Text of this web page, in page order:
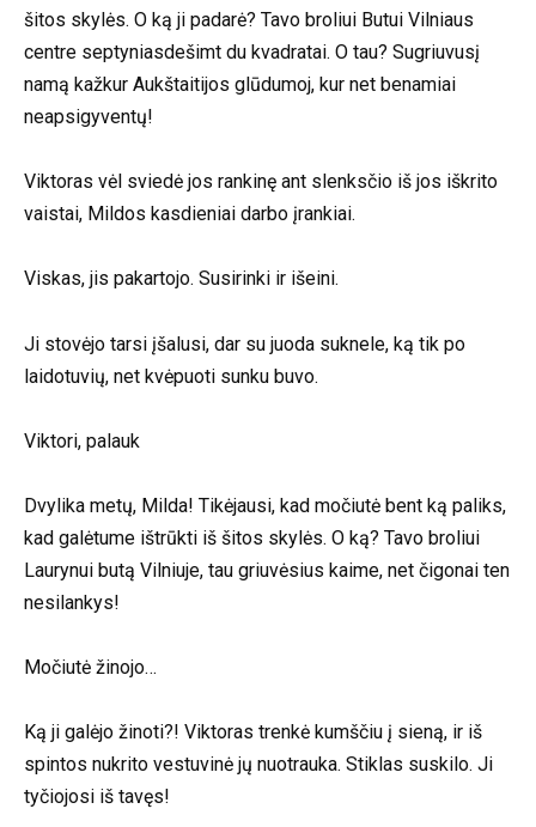
šitos skylės. O ką ji padarė? Tavo broliui Butui Vilniaus
centre septyniasdešimt du kvadratai. O tau? Sugriuvusį
namą kažkur Aukštaitijos glūdumoj, kur net benamiai
neapsigyventų!
Viktoras vėl sviedė jos rankinę ant slenksčio iš jos iškrito
vaistai, Mildos kasdieniai darbo įrankiai.
Viskas, jis pakartojo. Susirinki ir išeini.
Ji stovėjo tarsi įšalusi, dar su juoda suknele, ką tik po
laidotuvių, net kvėpuoti sunku buvo.
Viktori, palauk
Dvylika metų, Milda! Tikėjausi, kad močiutė bent ką paliks,
kad galėtume ištrūkti iš šitos skylės. O ką? Tavo broliui
Laurynui butą Vilniuje, tau griuvėsius kaime, net čigonai ten
nesilankys!
Močiutė žinojo…
Ką ji galėjo žinoti?! Viktoras trenkė kumščiu į sieną, ir iš
spintos nukrito vestuvinė jų nuotrauka. Stiklas suskilo. Ji
tyčiojosi iš tavęs!